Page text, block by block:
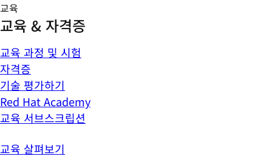
교육
교육 & 자격증
교육 과정 및 시험
자격증
기술 평가하기
Red Hat Academy
교육 서브스크립션
교육 살펴보기